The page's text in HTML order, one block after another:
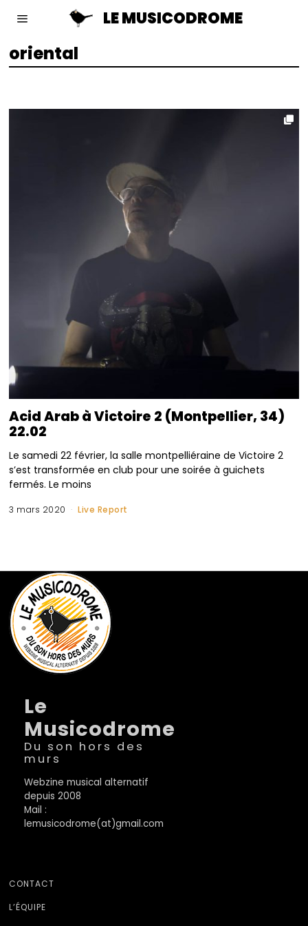
LE MUSICODROME
oriental
Acid Arab à Victoire 2 (Montpellier, 34)
22.02
Le samedi 22 février, la salle montpelliéraine de Victoire 2
s’est transformée en club pour une soirée à guichets
fermés. Le moins
3 mars 2020 Live Report
Le
Musicodrome
Du son hors des
murs
Webzine musical alternatif
depuis 2008
Mail :
lemusicodrome(at)gmail.com
CONTACT
L’ÉQUIPE